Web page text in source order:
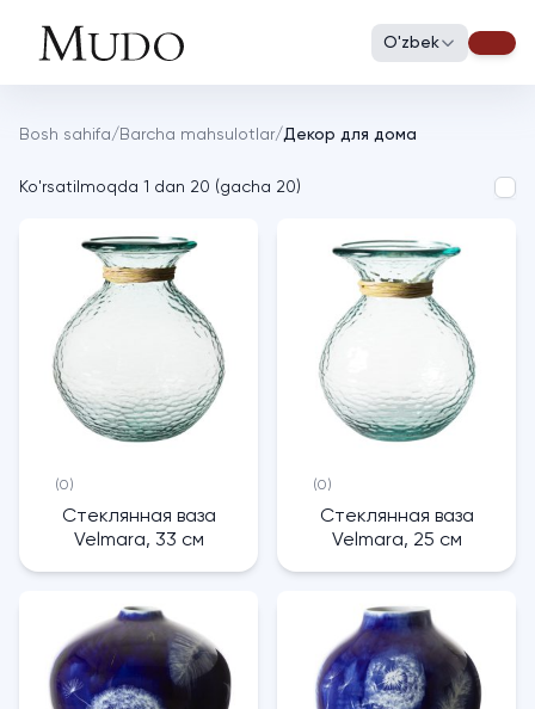
O'zbek
Bosh sahifa/ Barcha mahsulotlar/Декор для дома
Ko'rsatilmoqda 1 dan 20 (gacha 20)
(0)
Стеклянная ваза
Velmara, 33 см
(0)
Стеклянная ваза
Velmara, 25 см